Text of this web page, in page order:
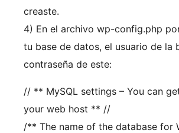
creaste.
4) En el archivo wp-config.php
tu base de datos, el usuario de la
contraseña de este:
// ** MySQL settings – You can
your web host ** //
/** The name of the database for